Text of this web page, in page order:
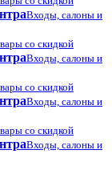
Входы, салоны и
со скидкой
Входы, салоны и
со скидкой
Входы, салоны и
со скидкой
Входы, салоны и